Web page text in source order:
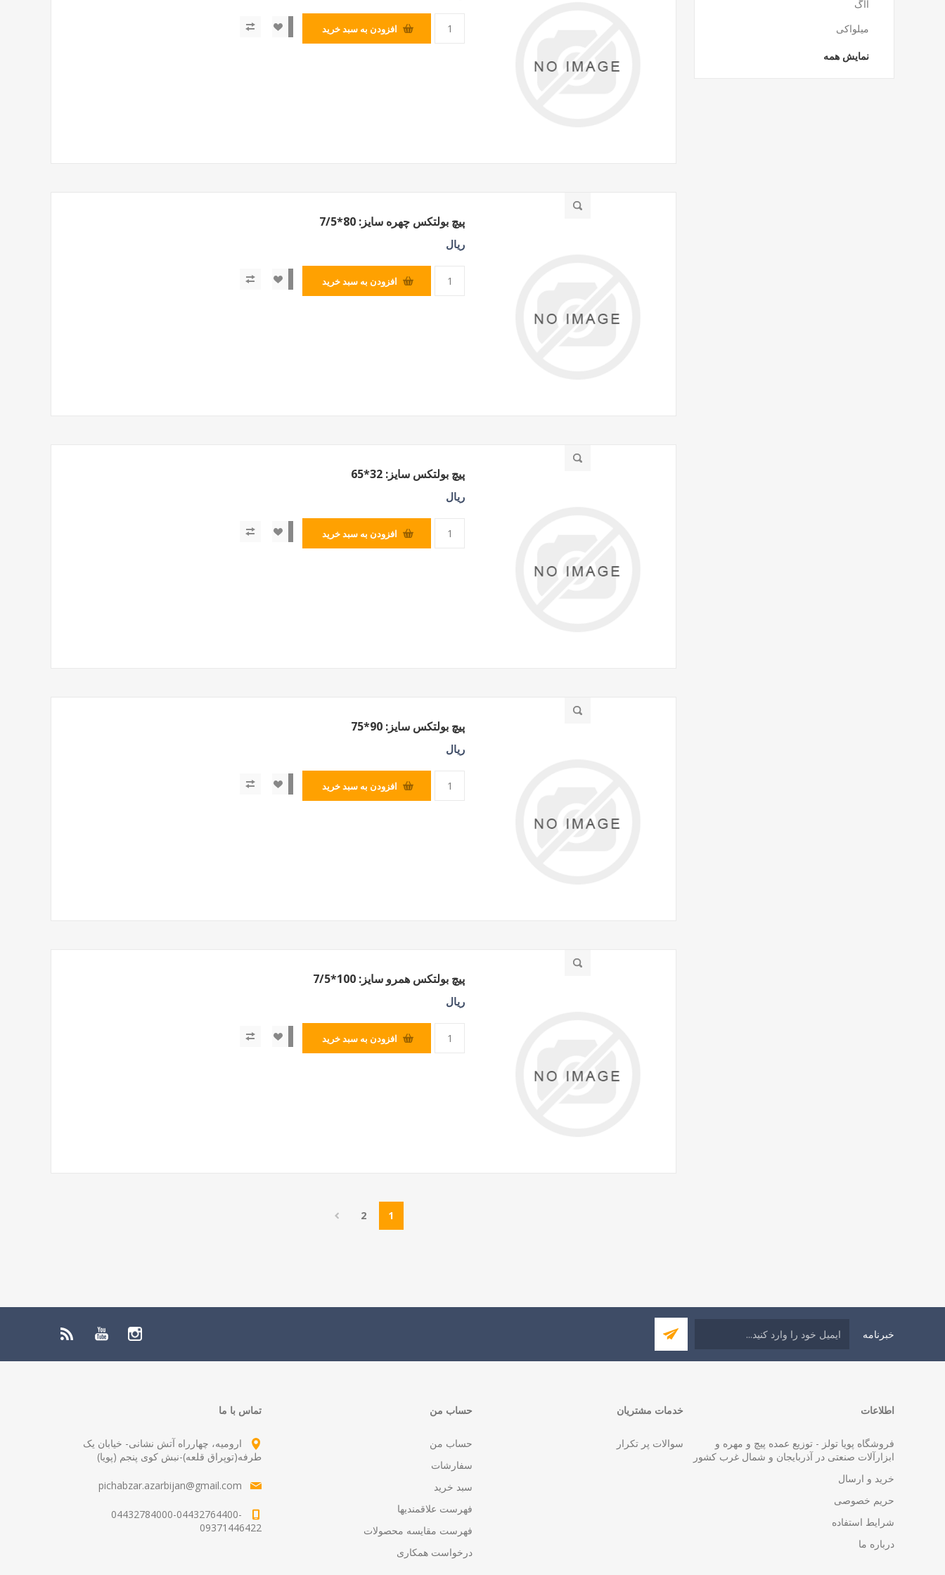
افزودن به سبد خرید
پیچ بولتکس چهره سایز: 80*7/5
ریال
افزودن به سبد خرید
پیچ بولتکس سایز: 32*65
ریال
افزودن به سبد خرید
پیچ بولتکس سایز: 90*75
ریال
افزودن به سبد خرید
پیچ بولتکس همرو سایز: 100*7/5
ریال
افزودن به سبد خرید
1
2
آاگ
میلواکی
نمایش همه
خبرنامه
اطلاعات
فروشگاه پویا تولز - توزیع عمده پیچ و مهره و
ابزارآلات صنعتی در آذربایجان و شمال غرب کشور
خرید و ارسال
حریم خصوصی
شرایط استفاده
درباره ما
خدمات مشتریان
سوالات پر تکرار
حساب من
حساب من
سفارشات
سبد خرید
فهرست علاقمندیها
فهرست مقایسه محصولات
درخواست همکاری
تماس با ما
ارومیه، چهارراه آتش نشانی- خیابان یک
طرفه(توپراق قلعه)-نبش کوی پنجم (پویا)
pichabzar.azarbijan@gmail.com
04432784000-04432764400-
09371446422